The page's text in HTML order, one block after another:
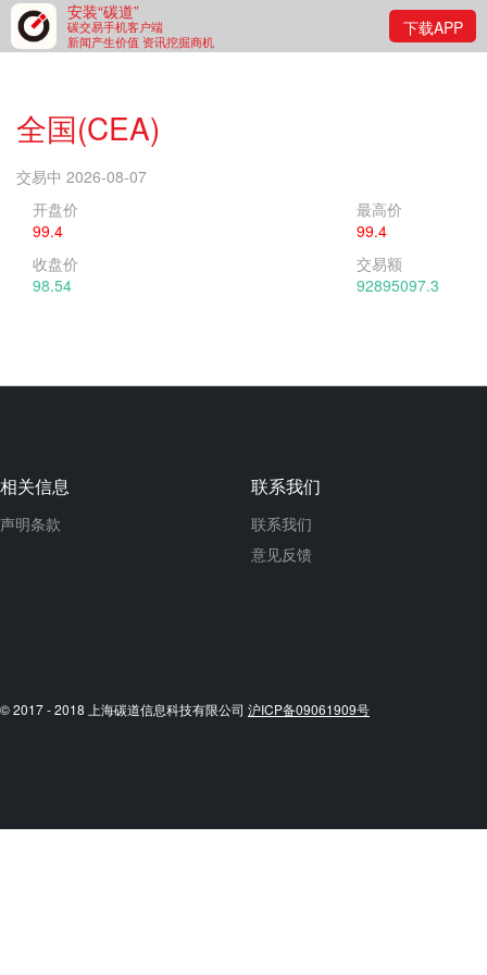
安装“碳道”
碳交易手机客户端
新闻产生价值 资讯挖掘商机
下载APP
全国(CEA)
交易中 2026-08-07
开盘价
99.4
最高价
99.4
收盘价
98.54
交易额
92895097.3
相关信息
声明条款
联系我们
联系我们
意见反馈
© 2017 - 2018 上海碳道信息科技有限公司 沪ICP备09061909号